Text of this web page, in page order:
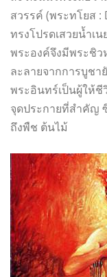
สวรรค์ (พระทโยส
ทรงโปรดเสวยน้ำเ
พระองค์จึงมีพระชิว
ละลายจากการบูช
พระอินทร์เป็นผู้ให้
จุดประกายที่สำคัญ
ถึงพืช ต้นไม้